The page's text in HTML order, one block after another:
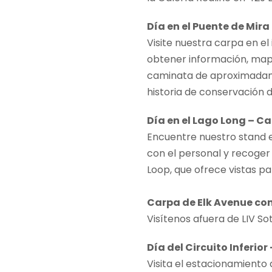
Día en el Puente de
Visite nuestra carpa en
obtener información,
caminata de
historia de conservación
Día en el Lago Long –
Encuentre nuestro stand
con el personal y recoger
Loop, que ofrece vistas
Carpa de Elk Avenue
Visítenos afuera de LIV
Día del Circuito Inferior
Visita el estacionamiento